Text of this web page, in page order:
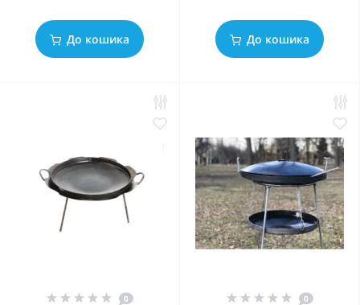
До кошика До кошика
0 0